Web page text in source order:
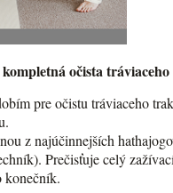
očista
pre očistu tráviaceho
z najúčinnejších
Prečisťuje celý
konečník.